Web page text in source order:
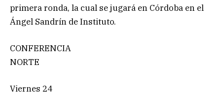
primera ronda, la cual se jugará en Córdoba en el
Ángel Sandrín de Instituto.
CONFERENCIA
NORTE
Viernes 24